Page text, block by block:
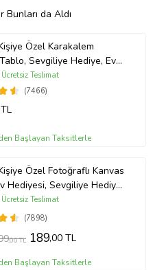
hasar
dikkatli ve
da Aldı
Özel Karakalem
Sevgiliye Hediye, Ev
Arkadaşa Hediye
(7466)
Teslimat
Başlayan Taksitlerle
Özel Fotoğraflı Kanvas
Hediyesi, Sevgiliye Hediye,
Hediye
(7898)
Teslimat
,00 TL 189,00 TL
Başlayan Taksitlerle